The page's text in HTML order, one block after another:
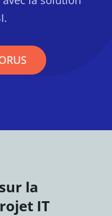
la
IT